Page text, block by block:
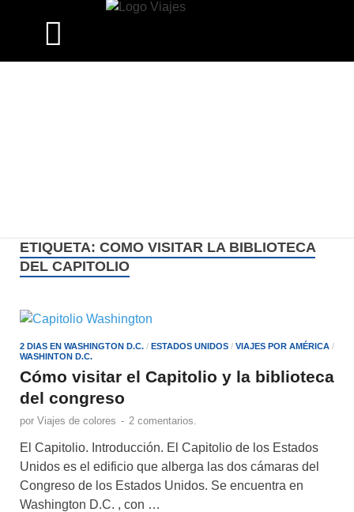
ETIQUETA: COMO VISITAR LA BIBLIOTECA
DEL CAPITOLIO
2 DIAS EN WASHINGTON D.C. / ESTADOS UNIDOS / VIAJES POR AMÉRICA /
WASHINTON D.C.
Cómo visitar el Capitolio y la biblioteca
del congreso
por Viajes de colores - 2 comentarios.
El Capitolio. Introducción. El Capitolio de los Estados
Unidos es el edificio que alberga las dos cámaras del
Congreso de los Estados Unidos. Se encuentra en
Washington D.C. , con …